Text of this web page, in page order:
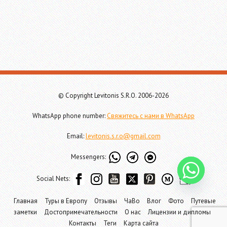
© Copyright Levitonis S.R.O. 2006-2026
WhatsApp phone number:Свяжитесь с нами в WhatsApp
Email:levitonis.s.r.o@gmail.com
Messengers:
Social Nets:
Главная Туры в Европу Отзывы ЧаВо Влог Фото
Путевые
заметки
Достопримечательности О нас
Лицензии и дипломы
Контакты
Теги Карта сайта